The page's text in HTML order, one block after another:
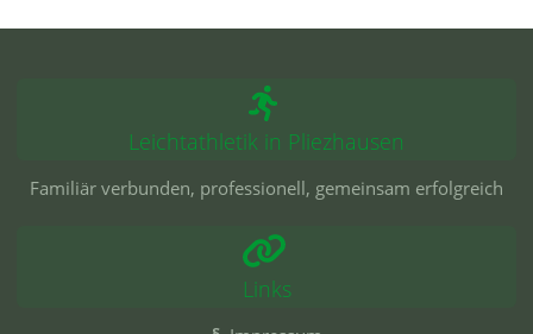
Leichtathletik in Pliezhausen
Familiär verbunden, professionell, gemeinsam erfolgreich
Links